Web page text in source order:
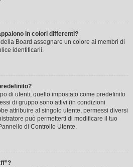
in colori differenti?
Board assegnare un colore ai membri di
identificarli.
di utenti, quello impostato come predefinito
di gruppo sono attivi (in condizioni
attribuire al singolo utente, permessi diversi
può permetterti di modificare il tuo
di Controllo Utente.